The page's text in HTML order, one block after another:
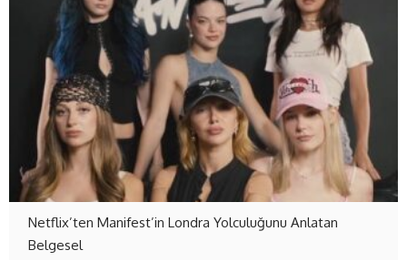
Netflix’ten Manifest’in Londra Yolculuğunu Anlatan
Belgesel